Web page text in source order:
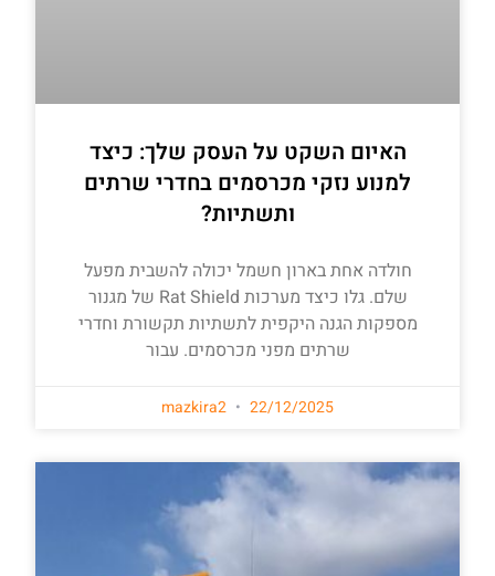
האיום השקט על העסק שלך: כיצד
למנוע נזקי מכרסמים בחדרי שרתים
ותשתיות?
חולדה אחת בארון חשמל יכולה להשבית מפעל
שלם. גלו כיצד מערכות Rat Shield של מגנור
מספקות הגנה היקפית לתשתיות תקשורת וחדרי
שרתים מפני מכרסמים. עבור
mazkira2 22/12/2025